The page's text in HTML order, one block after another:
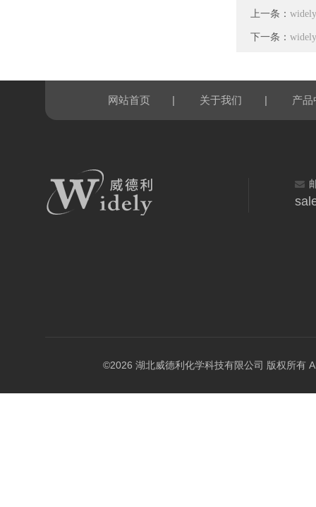
上一条：
下一条：
网站首页 | 关于我们 | 产品
©2026 湖北威德利化学科技有限公司 版权所有